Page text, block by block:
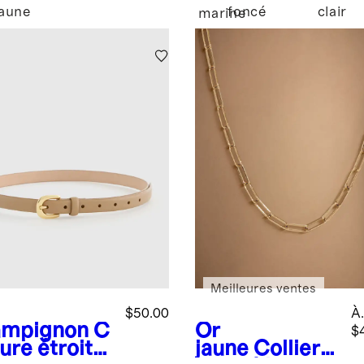
et en
marinefoncé
clair
C
étroite
$50.00
Or
jaune Collier
Meilleures ventes